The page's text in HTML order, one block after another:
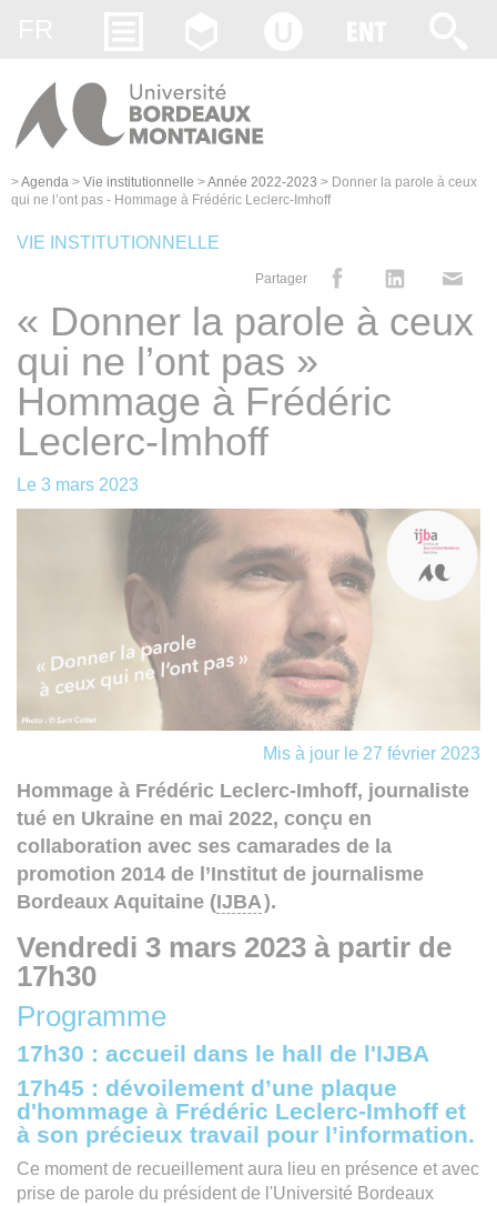
>Agenda > Vie institutionnelle >Année 2022-2023 > Donner la parole à ceux
qui ne l’ont pas - Hommage à Frédéric Leclerc-Imhoff
VIE INSTITUTIONNELLE
Partager
« Donner la parole à ceux
qui ne l’ont pas »
Hommage à Frédéric
Leclerc-Imhoff
Le 3 mars 2023
Mis à jour le 27 février 2023
Hommage à Frédéric Leclerc-Imhoff, journaliste
tué en Ukraine en mai 2022, conçu en
collaboration avec ses camarades de la
promotion 2014 de l’Institut de journalisme
Bordeaux Aquitaine (IJBA).
Vendredi 3 mars 2023 à partir de
17h30
Programme
17h30 : accueil dans le hall de l'IJBA
17h45 : dévoilement d’une plaque
d'hommage à Frédéric Leclerc-Imhoff et
à son précieux travail pour l’information.
Ce moment de recueillement aura lieu en présence et avec
prise de parole du président de l'Université Bordeaux